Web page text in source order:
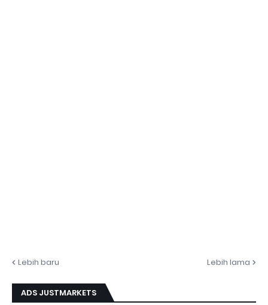
Lebih baru Lebih lama
ADS JUSTMARKETS